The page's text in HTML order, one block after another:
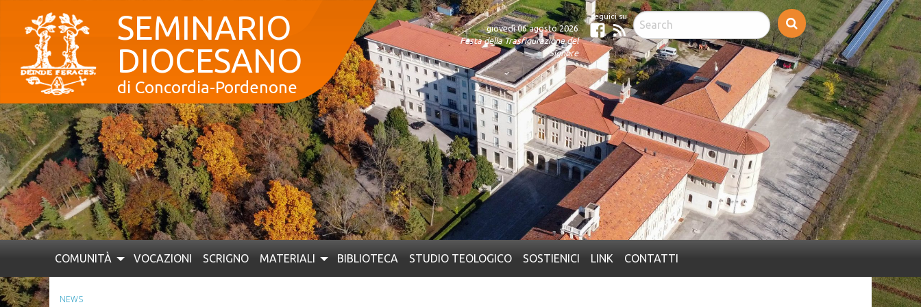
content
giovedì 06 agosto 2026
Festa della Trasfigurazione del
Signore
Facebook
feed
rss
SEMINARIO
DIOCESANO
di Concordia-Pordenone
COMUNITÀ VOCAZIONI SCRIGNO MATERIALI BIBLIOTECA STUDIO TEOLOGICO SOSTIENICI LINK CONTATTI
NEWS